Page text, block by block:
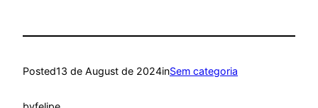
Posted13 de August de 2024inSem categoria